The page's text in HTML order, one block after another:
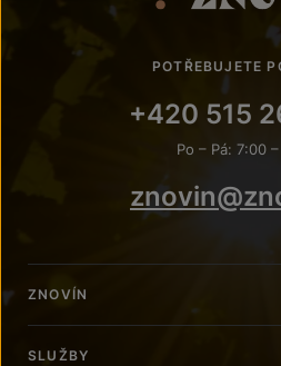
POTŘEBUJETE
+420 515
Po – Pá: 7:00
ZNOVÍN
SLUŽBY